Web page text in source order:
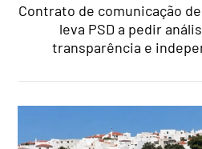
Contrato de comunicação de
leva PSD a pedir
transparência e